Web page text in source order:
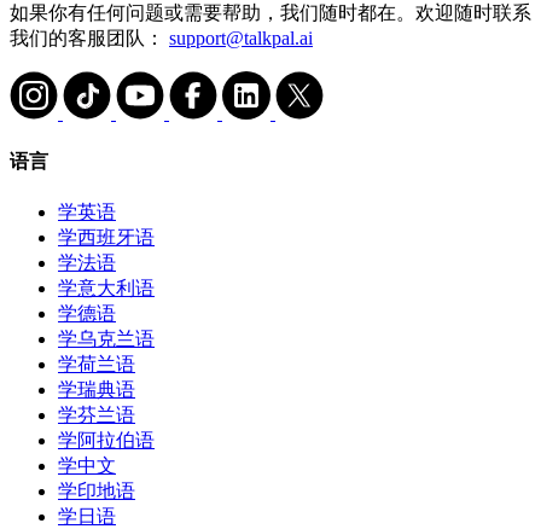
如果你有任何问题或需要帮助，我们随时都在。欢迎随时联系
我们的客服团队： support@talkpal.ai
语言
学英语
学西班牙语
学法语
学意大利语
学德语
学乌克兰语
学荷兰语
学瑞典语
学芬兰语
学阿拉伯语
学中文
学印地语
学日语